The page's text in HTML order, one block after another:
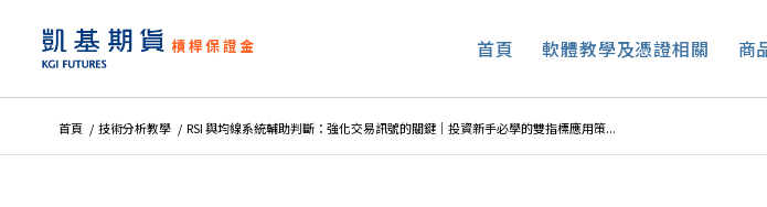
首頁 軟體教學及憑證相關 商
首頁 / 技術分析教學 / RSI 與均線系統輔助判斷：強化交易訊號的關鍵｜投資新手必學的雙指標應用策...